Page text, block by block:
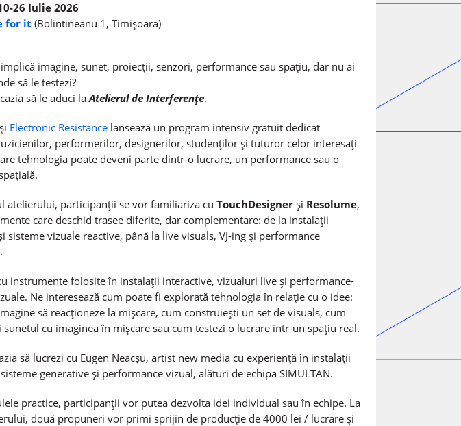
26 Iulie 2026
for it (Bolintineanu 1, Timișoara)
imagine, sunet, proiecții, senzori, performance sau spațiu, dar nu ai
să le testezi?
să le aduci laAtelierul de Interferențe.
Electronic Resistance lansează un program intensiv gratuit dedicat
performerilor, designerilor, studenților și tuturor celor interesați
tehnologia poate deveni parte dintr-o lucrare, un performance sau o
atelierului, participanții se vor familiariza cu TouchDesigner și Resolume,
care deschid trasee diferite, dar complementare: de la instalații
sisteme vizuale reactive, până la live visuals, VJ-ing și performance
instrumente folosite în instalații interactive, vizualuri live și performance-
Ne interesează cum poate fi explorată tehnologia în relație cu o idee:
să reacționeze la mișcare, cum construiești un set de visuals, cum
sunetul cu imaginea în mișcare sau cum testezi o lucrare într-un spațiu real.
să lucrezi cu Eugen Neacșu, artist new media cu experiență în instalații
generative și performance vizual, alături de echipa SIMULTAN.
practice, participanții vor putea dezvolta idei individual sau în echipe. La
două propuneri vor primi sprijin de producție de 4000 lei / lucrare și